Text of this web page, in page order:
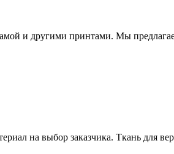
и другими принтами. Мы
на выбор заказчика. Ткань для